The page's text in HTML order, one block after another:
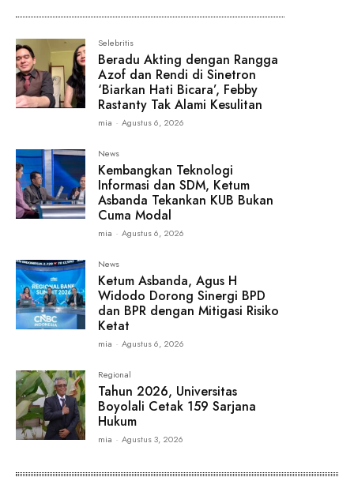
Selebritis
Beradu Akting dengan Rangga
Azof dan Rendi di Sinetron
‘Biarkan Hati Bicara’, Febby
Rastanty Tak Alami Kesulitan
mia - Agustus 6, 2026
News
Kembangkan Teknologi
Informasi dan SDM, Ketum
Asbanda Tekankan KUB Bukan
Cuma Modal
mia - Agustus 6, 2026
News
Ketum Asbanda, Agus H
Widodo Dorong Sinergi BPD
dan BPR dengan Mitigasi Risiko
Ketat
mia - Agustus 6, 2026
Regional
Tahun 2026, Universitas
Boyolali Cetak 159 Sarjana
Hukum
mia - Agustus 3, 2026